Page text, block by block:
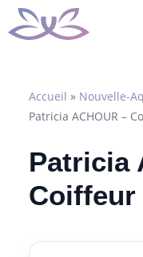
Aller
au
Accueil » Nouvelle-
Patricia ACHOUR –
Patricia
Coiffeur